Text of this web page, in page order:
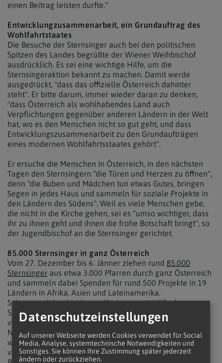
einen Beitrag leisten durfte."
Entwicklungzusammenarbeit, ein Grundauftrag des
Wohlfahrtstaates
Die Besuche der Sternsinger auch bei den politischen
Spitzen des Landes begrüßte der Wiener Weihbischof
ausdrücklich. Es sei eine wichtige Hilfe, um die
Sternsingeraktion bekannt zu machen. Damit werde
ausgedrückt, "dass das offizielle Österreich dahinter
steht". Er bitte darum, immer wieder daran zu denken,
"dass Österreich als wohlhabendes Land auch
Verpflichtungen gegenüber anderen Ländern in der Welt
hat, wo es den Menschen nicht so gut geht, und dass
Entwicklungszusammenarbeit zu den Grundaufträgen
eines modernen Wohlfahrtsstaates gehört".
Er ersuche die Menschen in Österreich, in den nächsten
Tagen den Sternsingern "die Türen und Herzen zu öffnen",
denn "die Buben und Mädchen tun etwas Gutes, bringen
Segen in jedes Haus und sammeln für soziale Projekte in
den Ländern des Südens". Weil es viele Menschen gebe,
die nicht in die Kirche gehen, sei es "umso wichtiger, dass
ihr zu ihnen geht und ihnen die frohe Botschaft bringt", so
der Jugendbischof an die Sternsinger gerichtet.
85.000 Sternsinger in ganz Österreich
Vom 27. Dezember bis 6. Jänner ziehen rund 85.000
Sternsinger aus etwa 3.000 Pfarren durch ganz Österreich
und sammeln dabei Spenden für rund 500 Projekte in 19
Ländern in Afrika, Asien und Lateinamerika.
Schwerpunktland ist heuer Kenia, wo mit Hilfe der
Spenden die Lebensbedingungen von Kindern in Slums
verbessert werden sollen. Nach einem Besuch bei
Nationalratspräsident Wolfgang Sobotka am Donnerstag,
werden die Sternsinger u.a. Bundespräsident Alexander
van der Bellen am 30. Dezember und Bundeskanzlerin
Datenschutzeinstellungen
Auf unserer Webseite werden Cookies verwendet für Social
Media, Analyse, systemtechnische Notwendigkeiten und
Sonstiges. Sie können Ihre Zustimmung später jederzeit
ändern oder zurückziehen.